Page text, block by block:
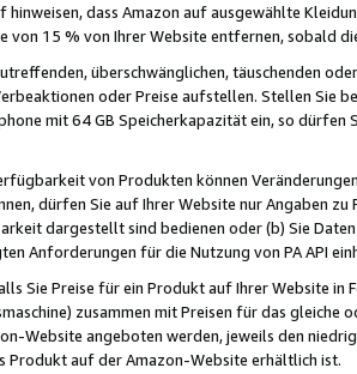
hinweisen, dass Amazon auf ausgewählte
von 15 % von Ihrer Website entfernen, sobald
überschwänglichen, täuschenden
oder Preise aufstellen. Stellen Sie
mit 64 GB Speicherkapazität ein, so dürfen
von Produkten können
dürfen Sie auf Ihrer Website nur Angaben
dargestellt sind bedienen oder (b) Sie
Anforderungen für die Nutzung von PA API
Sie Preise für ein Produkt auf Ihrer Website
zusammen mit Preisen für das
Website angeboten werden, jeweils den
Produkt auf der Amazon-Website erhältlich ist.